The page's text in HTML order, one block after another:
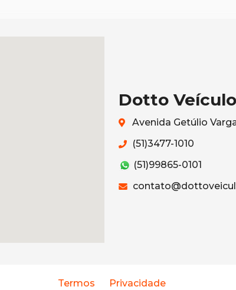
Dotto
Avenida Getúlio
(51)3477-1010
(51)99865-0101
Termos Privacidade